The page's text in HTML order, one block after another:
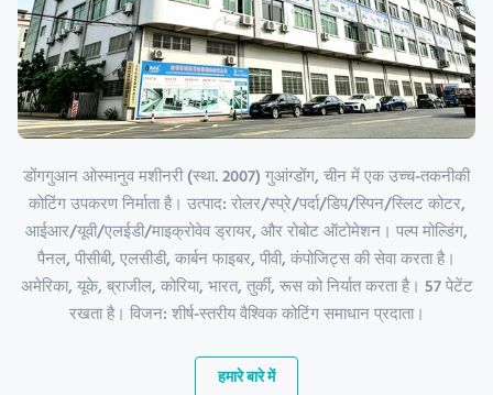
डोंगगुआन ओस्मानुव मशीनरी (स्था. 2007) गुआंग्डोंग, चीन में एक उच्च-तकनीकी
कोटिंग उपकरण निर्माता है। उत्पाद: रोलर/स्प्रे/पर्दा/डिप/स्पिन/स्लिट कोटर,
आईआर/यूवी/एलईडी/माइक्रोवेव ड्रायर, और रोबोट ऑटोमेशन। पल्प मोल्डिंग,
पैनल, पीसीबी, एलसीडी, कार्बन फाइबर, पीवी, कंपोजिट्स की सेवा करता है।
अमेरिका, यूके, ब्राजील, कोरिया, भारत, तुर्की, रूस को निर्यात करता है। 57 पेटेंट
रखता है। विजन: शीर्ष-स्तरीय वैश्विक कोटिंग समाधान प्रदाता।
हमारे बारे में